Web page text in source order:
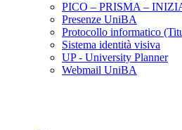
PICO – PRISMA –
Presenze UniBA
Protocollo informatico
Sistema identità visiva
UP - University Planner
Webmail UniBA